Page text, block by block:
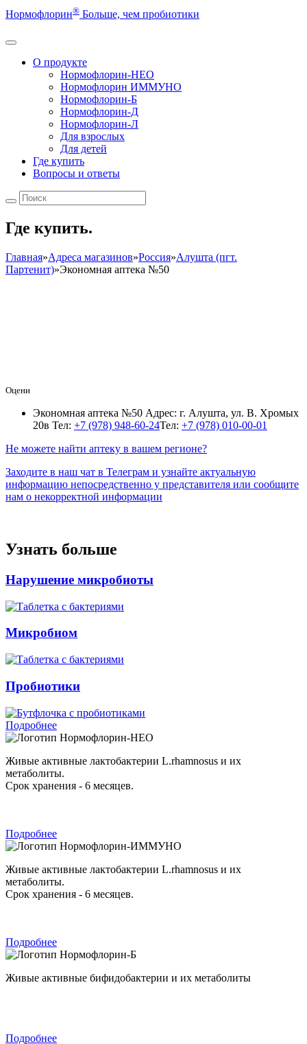
Нормофлорин® Больше, чем пробиотики
О продукте
Нормофлорин-НЕО
Нормофлорин ИММУНО
Нормофлорин-Б
Нормофлорин-Д
Нормофлорин-Л
Для взрослых
Для детей
Где купить
Вопросы и ответы
Где купить.
Главная»Адреса магазинов»Россия»Алушта (пгт.
Партенит)»Экономная аптека №50
Оцени
Экономная аптека №50 Адрес: г. Алушта, ул. В. Хромых
20в Тел: +7 (978) 948-60-24Тел: +7 (978) 010-00-01
Не можете найти аптеку в вашем регионе?
Заходите в наш чат в Телеграм и узнайте актуальную
информацию непосредственно у представителя или сообщите
нам о некорректной информации
Узнать больше
Нарушение микробиоты
Микробиом
Пробиотики
Подробнее
Нормофлорин-НЕО
Живые активные лактобактерии L.rhamnosus и их
метаболиты.
Срок хранения - 6 месяцев.
Подробнее
Нормофлорин-ИММУНО
Живые активные лактобактерии L.rhamnosus и их
метаболиты.
Срок хранения - 6 месяцев.
Подробнее
Нормофлорин-Б
Живые активные бифидобактерии и их метаболиты
Подробнее